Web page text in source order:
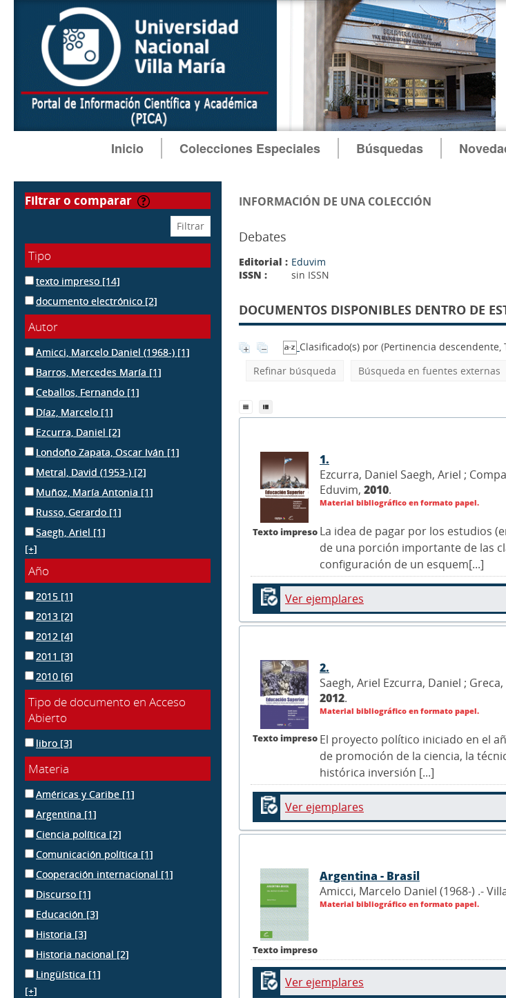
Inicio Colecciones Especiales Búsquedas
filtrar o comparar
Tipo
texto impreso [14]
documento electrónico [2]
Autor
Amicci, Marcelo Daniel (1968-) [1]
Barros, Mercedes María [1]
Ceballos, Fernando [1]
Díaz, Marcelo [1]
Ezcurra, Daniel [2]
Londoño Zapata, Oscar Iván [1]
Metral, David (1953-) [2]
Muñoz, María Antonia [1]
Russo, Gerardo [1]
Saegh, Ariel [1]
[+]
Año
2015 [1]
2013 [2]
2012 [4]
2011 [3]
2010 [6]
Tipo de documento en Acceso
Abierto
libro [3]
Materia
Américas y Caribe [1]
Argentina [1]
Ciencia política [2]
Comunicación política [1]
Cooperación internacional [1]
Discurso [1]
Educación [3]
Historia [3]
Historia nacional [2]
Lingüística [1]
[+]
INFORMACIÓN DE UNA COLECCIÓN
Debates
Editorial : Eduvim
ISSN :
sin ISSN
DOCUMENTOS DISPONIBLES DENTRO DE
Clasificado(s) por (Pertinencia descendente,
Refinar búsqueda
Búsqueda en fuentes externas
Texto impreso
1.
Ezcurra, Daniel Saegh, Ariel ;
Eduvim, 2010.
Material bibliográfico en formato papel.
La idea de pagar por los estudios
de una porción importante de las
configuración de un esquem[...]
Ver ejemplares
Texto impreso
2.
Saegh, Ariel Ezcurra, Daniel ;
2012.
Material bibliográfico en formato papel.
El proyecto político iniciado en el
de promoción de la ciencia, la
histórica inversión [...]
Ver ejemplares
Texto impreso
Argentina - Brasil
Amicci, Marcelo Daniel (1968-) .-
Material bibliográfico en formato papel.
Ver ejemplares